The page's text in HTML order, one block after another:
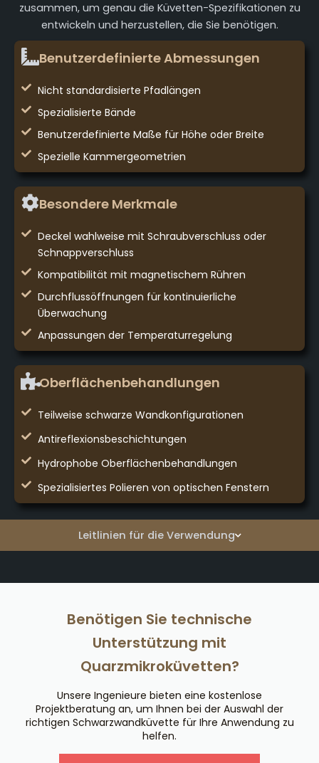
Leitlinien für die Verwendung
zusammen, um genau die Küvetten-Spezifikationen zu
entwickeln und herzustellen, die Sie benötigen.
Benutzerdefinierte Abmessungen
Nicht standardisierte Pfadlängen
Spezialisierte Bände
Benutzerdefinierte Maße für Höhe oder Breite
Spezielle Kammergeometrien
Besondere Merkmale
Deckel wahlweise mit Schraubverschluss oder
Schnappverschluss
Kompatibilität mit magnetischem Rühren
Durchflussöffnungen für kontinuierliche
Überwachung
Anpassungen der Temperaturregelung
Oberflächenbehandlungen
Teilweise schwarze Wandkonfigurationen
Antireflexionsbeschichtungen
Hydrophobe Oberflächenbehandlungen
Spezialisiertes Polieren von optischen Fenstern
Benötigen Sie technische
Unterstützung mit
Quarzmikroküvetten?
Unsere Ingenieure bieten eine kostenlose
Projektberatung an, um Ihnen bei der Auswahl der
richtigen Schwarzwandküvette für Ihre Anwendung zu
helfen.